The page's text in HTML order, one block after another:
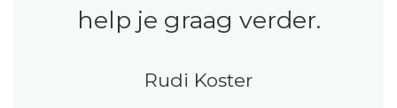
help je graag verder.
Rudi Koster